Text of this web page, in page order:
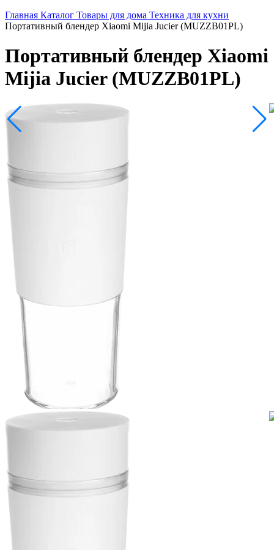
Главная Каталог Товары для дома Техника для кухни
Портативный блендер Xiaomi Mijia Jucier (MUZZB01PL)
Портативный блендер Xiaomi
Mijia Jucier (MUZZB01PL)